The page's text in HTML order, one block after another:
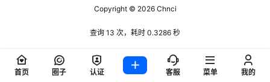
Copyright © 2026Chnci
查询 13 次，耗时 0.3286 秒
首页 圈子 认证 客服 菜单 我的